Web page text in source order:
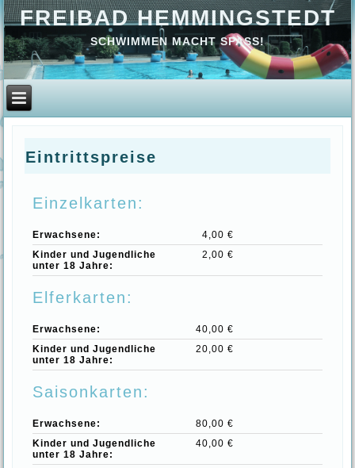
FREIBAD HEMMINGSTEDT
SCHWIMMEN MACHT SPASS!
Eintrittspreise
Einzelkarten:
Erwachsene:
4,00 €
Kinder und Jugendliche
unter 18 Jahre:
2,00 €
Elferkarten:
Erwachsene:
40,00 €
Kinder und Jugendliche
unter 18 Jahre:
20,00 €
Saisonkarten:
Erwachsene:
80,00 €
Kinder und Jugendliche
unter 18 Jahre:
40,00 €